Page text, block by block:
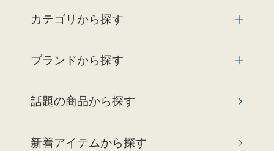
カテゴリから探す
ブランドから探す
話題の商品から探す
新着アイテムから探す